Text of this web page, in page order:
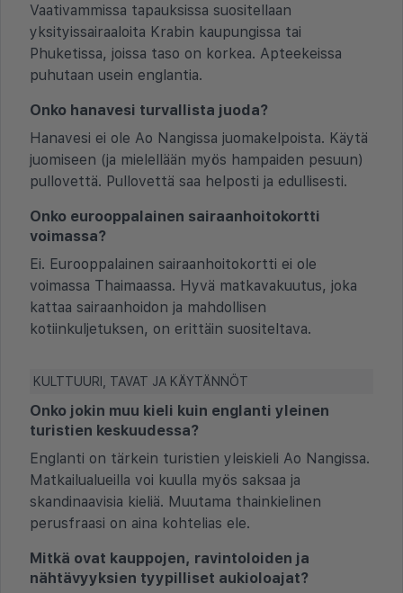
Vaativammissa tapauksissa suositellaan
yksityissairaaloita Krabin kaupungissa tai
Phuketissa, joissa taso on korkea. Apteekeissa
puhutaan usein englantia.
Onko hanavesi turvallista juoda?
Hanavesi ei ole Ao Nangissa juomakelpoista. Käytä
juomiseen (ja mielellään myös hampaiden pesuun)
pullovettä. Pullovettä saa helposti ja edullisesti.
Onko eurooppalainen sairaanhoitokortti
voimassa?
Ei. Eurooppalainen sairaanhoitokortti ei ole
voimassa Thaimaassa. Hyvä matkavakuutus, joka
kattaa sairaanhoidon ja mahdollisen
kotiinkuljetuksen, on erittäin suositeltava.
KULTTUURI, TAVAT JA KÄYTÄNNÖT
Onko jokin muu kieli kuin englanti yleinen
turistien keskuudessa?
Englanti on tärkein turistien yleiskieli Ao Nangissa.
Matkailualueilla voi kuulla myös saksaa ja
skandinaavisia kieliä. Muutama thainkielinen
perusfraasi on aina kohtelias ele.
Mitkä ovat kauppojen, ravintoloiden ja
nähtävyyksien tyypilliset aukioloajat?